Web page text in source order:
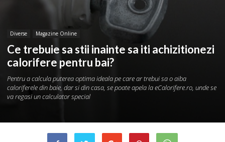
Diverse Magazine Online
Ce trebuie sa stii inainte sa iti achizitionezi
calorifere pentru bai?
Pentru a calcula puterea optima ideala pe care ar trebui sa o aiba
caloriferele din baie, dar si din casa, se poate apela la eCalorifere.ro, unde se
va regasi un calculator special